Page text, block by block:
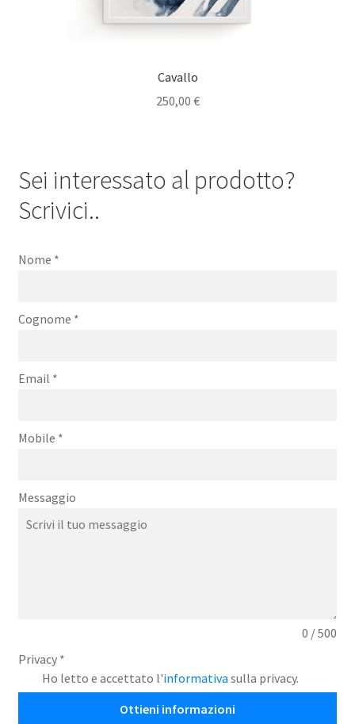
Cavallo
250,00 €
Sei interessato al prodotto?
Scrivici..
Nome *
Cognome *
Email *
Mobile *
Messaggio
0 / 500
Privacy *
Ho letto e accettato l'informativa sulla privacy.
Ottieni informazioni